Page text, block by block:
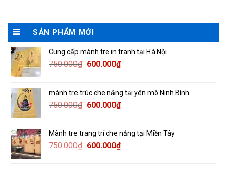
SẢN PHẨM MỚI
Cung cấp mành tre in tranh tại Hà Nội
750.000₫ Original
750.000₫.
600.000₫Current
600.000₫.
mành tre trúc che nắng tại yên mô Ninh Bình
750.000₫ Original
750.000₫.
600.000₫Current
600.000₫.
Mành tre trang trí che nắng tại Miền Tây
750.000₫ Original
600.000₫Current